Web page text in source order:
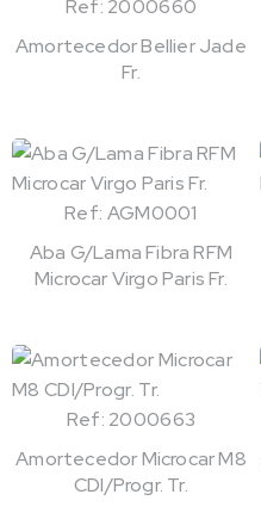
Ref: 2000660
Amortecedor Bellier Jade
Fr.
Ref: AGM0001
Aba G/Lama Fibra RFM
Microcar Virgo Paris Fr.
Ref: 2000663
Amortecedor Microcar M8
CDI/Progr. Tr.